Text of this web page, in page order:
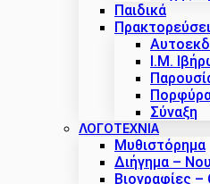
Παιδικά
Ι.Μ.
Σύναξη
ΛΟΓΟΤΕΧΝΙΑ
Μυθιστόρημα
Διήγημα –
Βιογραφίες